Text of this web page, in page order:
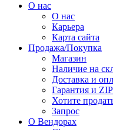
О нас
О нас
Карьера
Карта сайта
Продажа/Покупка
Магазин
Наличие на
Доставка и
Гарантия и ZIP
Хотите
Запрос
О Вендорах